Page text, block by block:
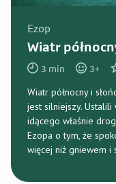
Ezop
Wiatr
3 min 3+
Wiatr północny i
jest silniejszy. Ustalili
idącego właśnie
Ezopa o tym, że
więcej niż gniewem i